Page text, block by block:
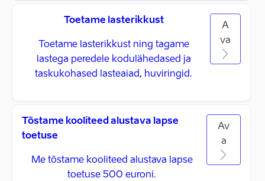
Toetame lasterikkust
Toetame lasterikkust ning tagame
lastega peredele kodulähedased ja
taskukohased lasteaiad, huviringid.
A
va
Tõstame kooliteed alustava lapse
toetuse
Me tõstame kooliteed alustava lapse
toetuse 500 euroni.
Av
a